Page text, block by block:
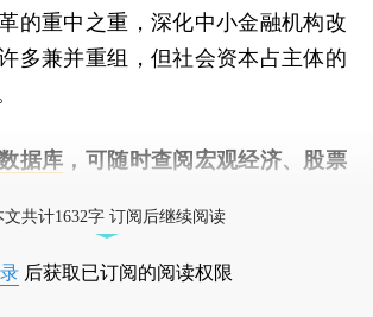
的重中之重，深化中小金融机构改
多兼并重组，但社会资本占主体的
据库 ，可随时查阅宏观经济、股票
文共计1632字 订阅后继续阅读
后获取已订阅的阅读权限